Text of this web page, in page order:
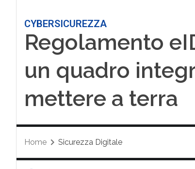
CYBERSICUREZZA
Regolamento
un quadro
mettere a terra
Home Sicurezza Digitale